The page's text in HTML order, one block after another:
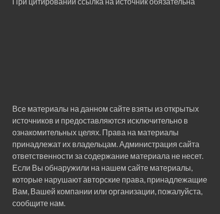
Все материалы на данном сайте взяты из открытых
источников и предоставляются исключительно в
ознакомительных целях. Права на материалы
принадлежат их владельцам. Администрация сайта
ответственности за содержание материала не несет.
Если Вы обнаружили на нашем сайте материалы,
которые нарушают авторские права, принадлежащие
Вам, Вашей компании или организации, пожалуйста,
сообщите нам.